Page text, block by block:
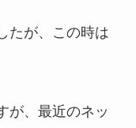
たが、この時は
が、最近のネッ